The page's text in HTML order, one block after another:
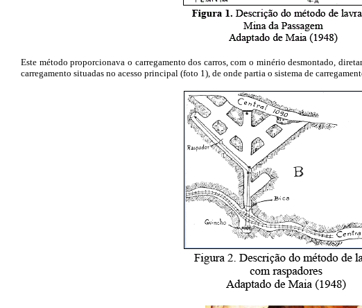
Este método proporcionava o carregamento dos carros, com o minério desmontado,
carregamento situadas no acesso principal (foto 1), de onde partia o sistema de